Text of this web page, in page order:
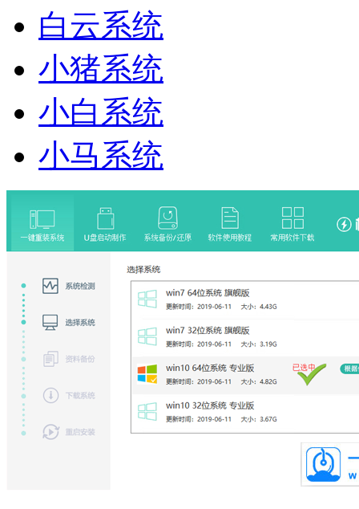
白云系统
小猪系统
小白系统
小马系统